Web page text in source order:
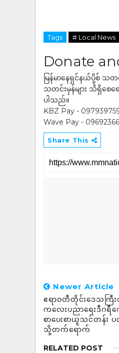
Tags # Local News
Donate
မြန်မာနေရှင်နယ်ပို့စ် သ
သတင်းမှန်များ သိရှိစေ
ပါသည်။
KBZ Pay -
Wave Pay -
Share This
Newer Article
ဧရာဝတီတိုင်းဒေသကြီး
ကလေးပညာရေးဒီဂရီ
စာပေးစာယူသင်တန်း
သို့တက်ရောက်
RELATED POST